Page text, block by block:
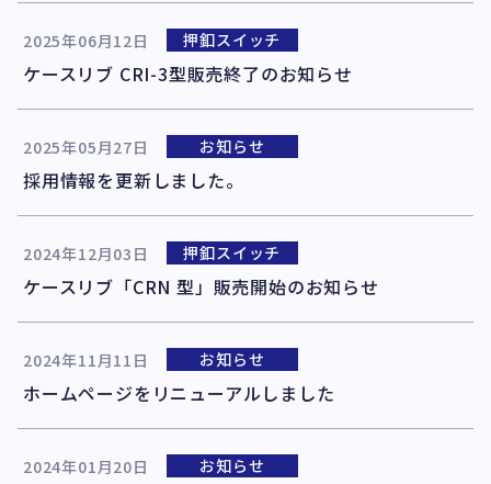
2025年06月12日 押釦スイッチ
ケースリブ CRI-3型販売終了のお知らせ
2025年05月27日 お知らせ
採用情報を更新しました。
2024年12月03日 押釦スイッチ
ケースリブ「CRN 型」販売開始のお知らせ
2024年11月11日 お知らせ
ホームページをリニューアルしました
2024年01月20日 お知らせ